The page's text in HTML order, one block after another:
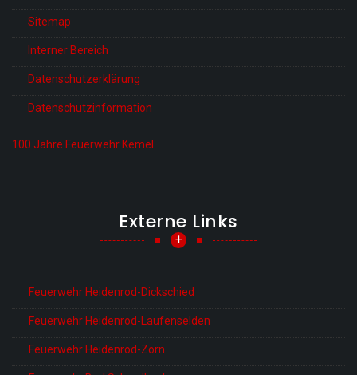
Sitemap
Interner Bereich
Datenschutzerklärung
Datenschutzinformation
100 Jahre Feuerwehr Kemel
Externe Links
+
Feuerwehr Heidenrod-Dickschied
Feuerwehr Heidenrod-Laufenselden
Feuerwehr Heidenrod-Zorn